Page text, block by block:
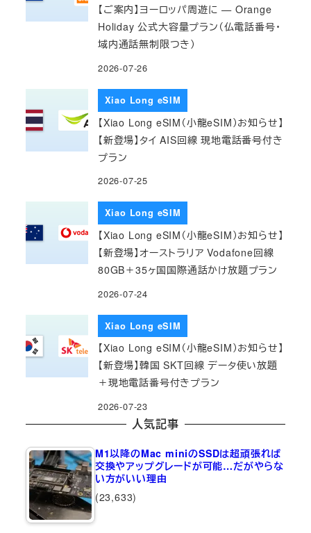
【ご案内】ヨーロッパ周遊に — Orange
Holiday 公式大容量プラン（仏電話番号・
域内通話無制限つき）
2026-07-26
Xiao Long eSIM
【Xiao Long eSIM（小龍eSIM）お知らせ】
【新登場】タイ AIS回線 現地電話番号付き
プラン
2026-07-25
Xiao Long eSIM
【Xiao Long eSIM（小龍eSIM）お知らせ】
【新登場】オーストラリア Vodafone回線
80GB＋35ヶ国国際通話かけ放題プラン
2026-07-24
Xiao Long eSIM
【Xiao Long eSIM（小龍eSIM）お知らせ】
【新登場】韓国 SKT回線 データ使い放題
＋現地電話番号付きプラン
2026-07-23
人気記事
M1以降のMac miniのSSDは超頑張れば
交換やアップグレードが可能…だがやらな
い方がいい理由
(23,633)